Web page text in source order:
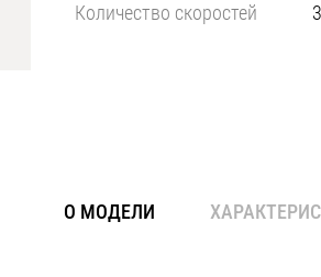
Количество скоростей
3
О МОДЕЛИ